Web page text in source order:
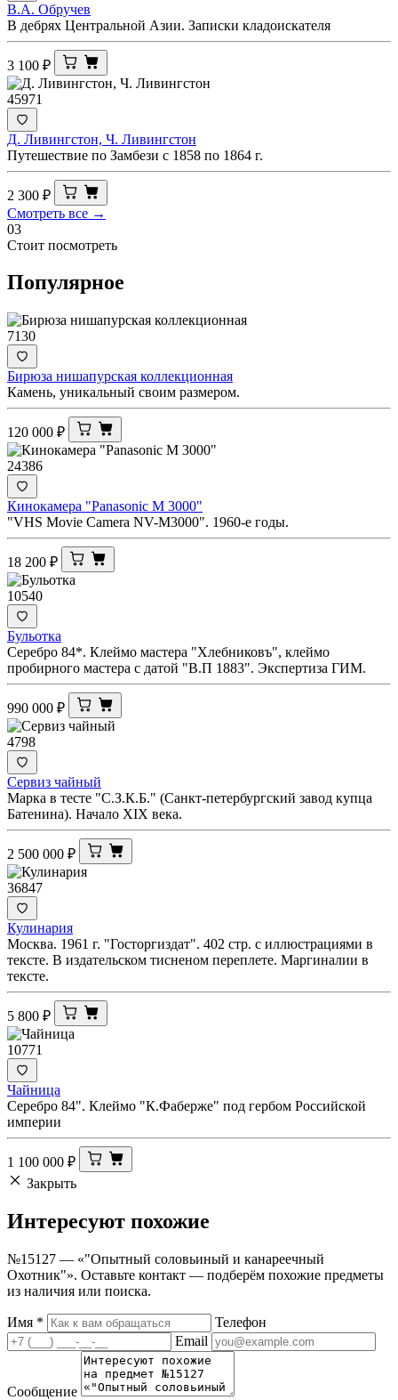
В.А. Обручев
В дебрях Центральной Азии. Записки кладоискателя
3 100 ₽
45971
Д. Ливингстон, Ч. Ливингстон
Путешествие по Замбези с 1858 по 1864 г.
2 300 ₽
Смотреть все →
03
Стоит посмотреть
Популярное
7130
Бирюза нишапурская коллекционная
Камень, уникальный своим размером.
120 000 ₽
24386
Кинокамера "Panasonic M 3000"
"VHS Movie Camera NV-M3000". 1960-е годы.
18 200 ₽
10540
Бульотка
Серебро 84*. Клеймо мастера "Хлебниковъ", клеймо
пробирного мастера с датой "В.П 1883". Экспертиза ГИМ.
990 000 ₽
4798
Сервиз чайный
Марка в тесте "С.З.К.Б." (Санкт-петербургский завод купца
Батенина). Начало XIX века.
2 500 000 ₽
36847
Кулинария
Москва. 1961 г. "Госторгиздат". 402 стр. с иллюстрациями в
тексте. В издательском тисненом переплете. Маргиналии в
тексте.
5 800 ₽
10771
Чайница
Серебро 84". Клеймо "К.Фаберже" под гербом Российской
империи
1 100 000 ₽
Закрыть
Интересуют похожие
№15127 — «"Опытный соловьиный и канареечный
Охотник"». Оставьте контакт — подберём похожие предметы
из наличия или поиска.
Имя *
Телефон
Email
Сообщение